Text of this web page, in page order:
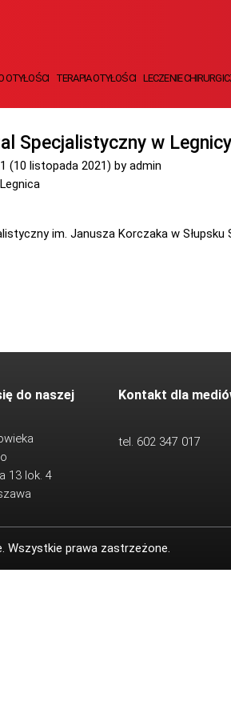
OTYŁOŚCI TERAPIA OTYŁOŚCI LECZENIE
Specjalistyczny w Legnicy
(10 listopada 2021) by admin
im. Janusza Korczaka w Słupsku
do naszej
13 lok. 4
Kontakt dla
tel. 602 347 017
Wszystkie prawa zastrzeżone.